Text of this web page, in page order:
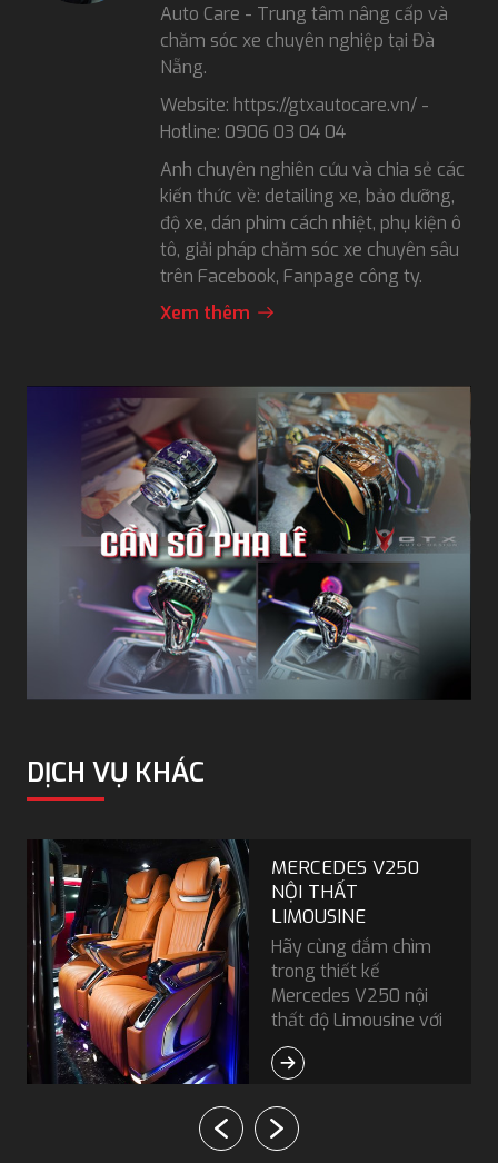
Auto Care - Trung tâm nâng cấp và
chăm sóc xe chuyên nghiệp tại Đà
Nẵng.
Website: https://gtxautocare.vn/ -
Hotline: 0906 03 04 04
Anh chuyên nghiên cứu và chia sẻ các
kiến thức về: detailing xe, bảo dưỡng,
độ xe, dán phim cách nhiệt, phụ kiện ô
tô, giải pháp chăm sóc xe chuyên sâu
trên Facebook, Fanpage công ty.
Xem thêm
DỊCH VỤ KHÁC
MERCEDES V250
NỘI THẤT
LIMOUSINE
Hãy cùng đắm chìm
trong thiết kế
Mercedes V250 nội
thất độ Limousine với
không gian đẳng cấp,
tiện nghi hiện đại và
trọng.